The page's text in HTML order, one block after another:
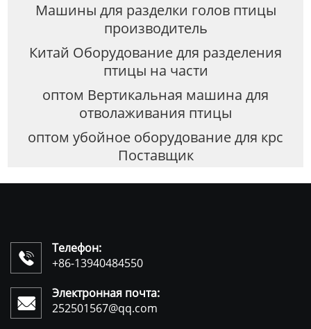
Машины для разделки голов птицы
производитель
Китай Оборудование для разделения
птицы на части
оптом Вертикальная машина для
отволаживания птицы
оптом убойное оборудование для крс
Поставщик

Телефон:
+86-13940484550

Электронная почта:
252501567@qq.com